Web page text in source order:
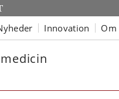
Innovation Om